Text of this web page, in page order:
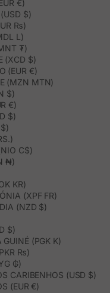
€)
$)
₨)
L)
₮)
(XCD $)
(EUR €)
(MZN MTN)
$)
€)
$)
C$)
₦)
KR)
(XPF FR)
(NZD $)
$)
(PGK K)
₨)
₲)
CARIBENHOS (USD $)
(EUR €)